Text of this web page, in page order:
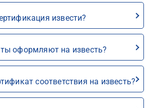
извести?
оформляют на известь?
соответствия на известь?